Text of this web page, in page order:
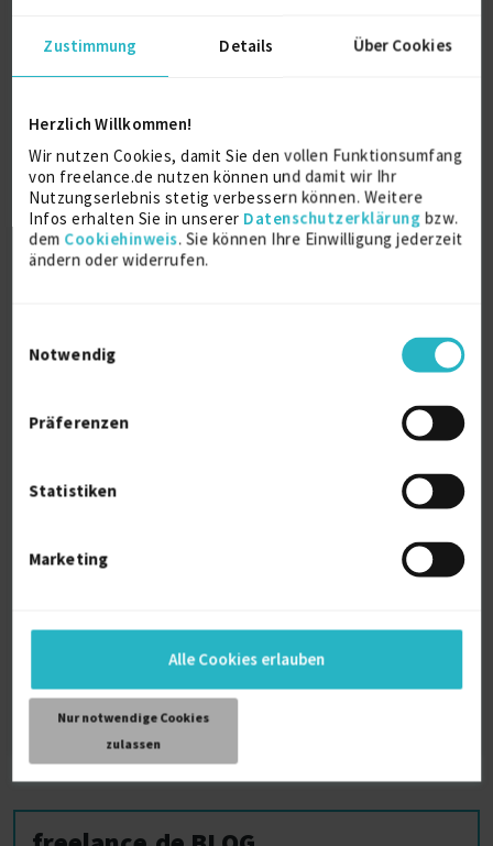
Zustimmung Details Über Cookies
Herzlich Willkommen!
Wir nutzen Cookies, damit Sie den vollen Funktionsumfang
von freelance.de nutzen können und damit wir Ihr
Nutzungserlebnis stetig verbessern können. Weitere
Infos erhalten Sie in unserer Datenschutzerklärung bzw.
dem Cookiehinweis. Sie können Ihre Einwilligung jederzeit
ändern oder widerrufen.
Notwendig
Präferenzen
Statistiken
Marketing
Alle Cookies erlauben
Nur notwendige Cookies
zulassen
Konstrukteur Projekte für Freiberufler
Konzeptionierung Projekte für Freiberufler
Key Account Manager Projekte für Freiberufler
Kabelziehen Projekte für Freiberufler
Kommunikationsmanagement Projekte für
Kundenzufriedenheit Projekte für Freiberufler
KI-Modell Projekte für Freiberufler
KRITIS Projekte für Freiberufler
Kundenkommunikation Projekte für